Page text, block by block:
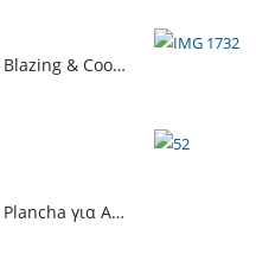
Outdoorchef Blazing & Cooking Zone Kit Plus για Ψησταριά Arosa Evo
Outdoorchef Plancha για Arosa Evo